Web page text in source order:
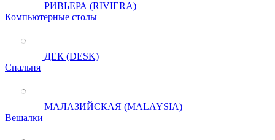
РИВЬЕРА (RIVIERA)
Компьютерные столы
ДЕК (DESK)
Спальня
МАЛАЗИЙСКАЯ (MALAYSIA)
Вешалки